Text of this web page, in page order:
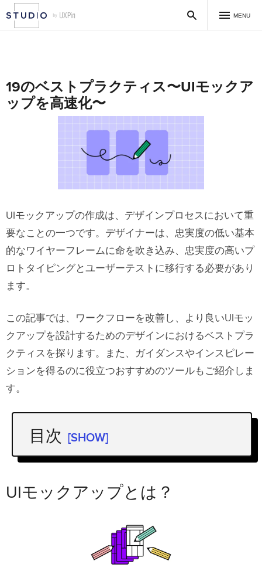
MENU
19のベストプラクティス〜UIモックア
ップを高速化〜
UIモックアップの作成は、デザインプロセスにおいて重
要なことの一つです。デザイナーは、忠実度の低い基本
的なワイヤーフレームに命を吹き込み、忠実度の高いプ
ロトタイピングとユーザーテストに移行する必要があり
ます。
この記事では、ワークフローを改善し、より良いUIモッ
クアップを設計するためのデザインにおけるベストプラ
クティスを探ります。また、ガイダンスやインスピレー
ションを得るのに役立つおすすめのツールもご紹介しま
す。
目次 [SHOW]
UIモックアップとは？
UIモックアップのベストプラクティス
1) アイデアをスケッチする
2)モバイルスクリーンから始める
UIモックアップとは？